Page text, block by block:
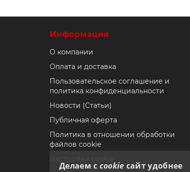
Делаем с cookie сайт удобнее
Информация
О компании
Оплата и доставка
Пользовательское соглашение и
политика конфиденциальности
Новости (Статьи)
Публичная оферта
Политика в отношении обработки
файлов cookie